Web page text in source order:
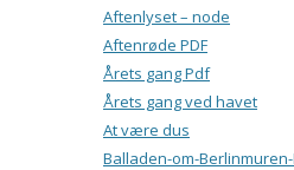
Aftenlyset – node
Aftenrøde PDF
Årets gang Pdf
Årets gang ved havet
At være dus
Balladen-om-Berlinmuren-